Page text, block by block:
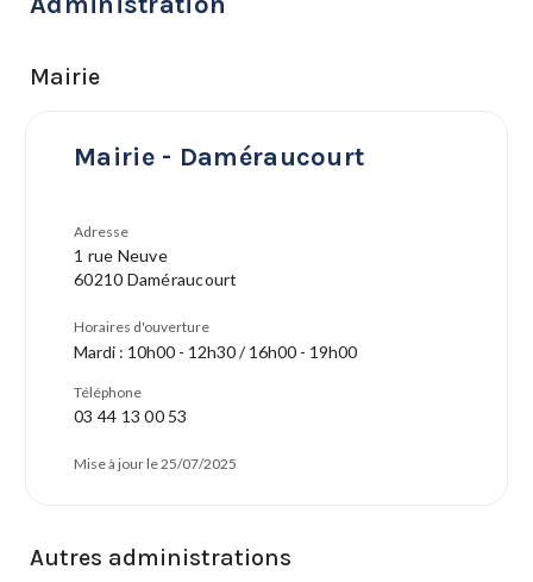
Mairie
Mairie - Daméraucourt
Adresse
1 rue Neuve
60210 Daméraucourt
Horaires d'ouverture
Mardi : 10h00 - 12h30 / 16h00 - 19h00
Téléphone
03 44 13 00 53
Mise à jour le 25/07/2025
Autres administrations